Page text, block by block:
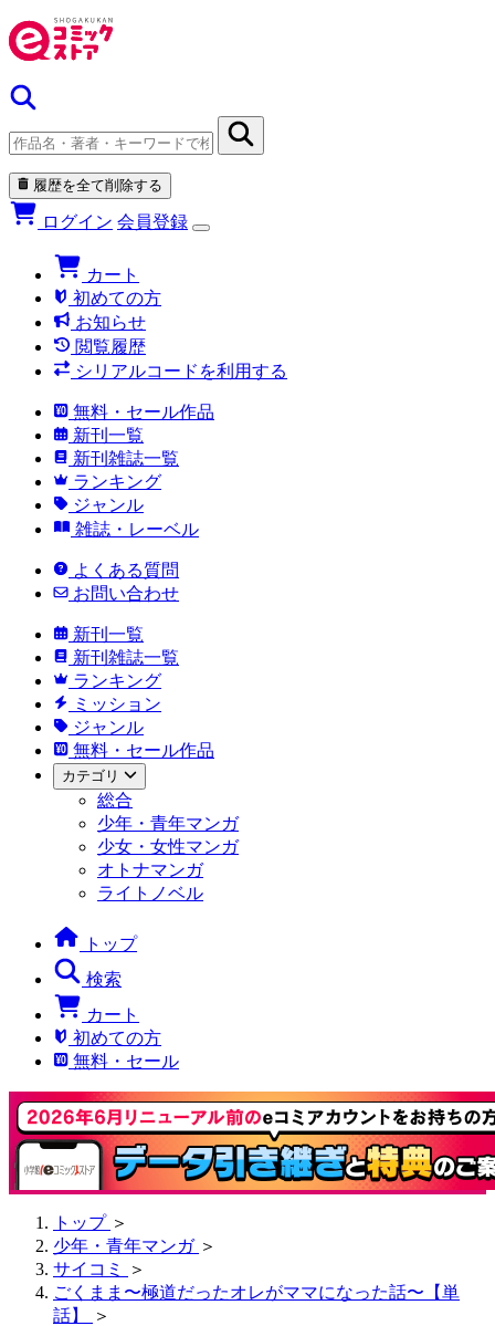
履歴を全て削除する
ログイン 会員登録
カート
初めての方
お知らせ
閲覧履歴
シリアルコードを利用する
無料・セール作品
新刊一覧
新刊雑誌一覧
ランキング
ジャンル
雑誌・レーベル
よくある質問
お問い合わせ
新刊一覧
新刊雑誌一覧
ランキング
ミッション
ジャンル
無料・セール作品
カテゴリ
総合
少年・青年マンガ
少女・女性マンガ
オトナマンガ
ライトノベル
トップ
検索
カート
初めての方
無料・セール
トップ ＞
少年・青年マンガ ＞
サイコミ
＞
ごくまま〜極道だったオレがママになった話〜【単
話】
＞